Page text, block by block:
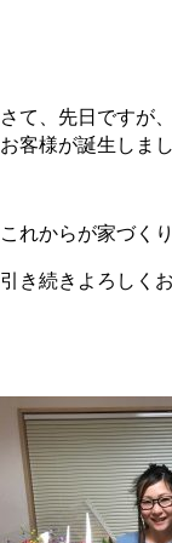
さて、先日ですが
お客様が誕生しま
これからが家づく
引き続きよろしく